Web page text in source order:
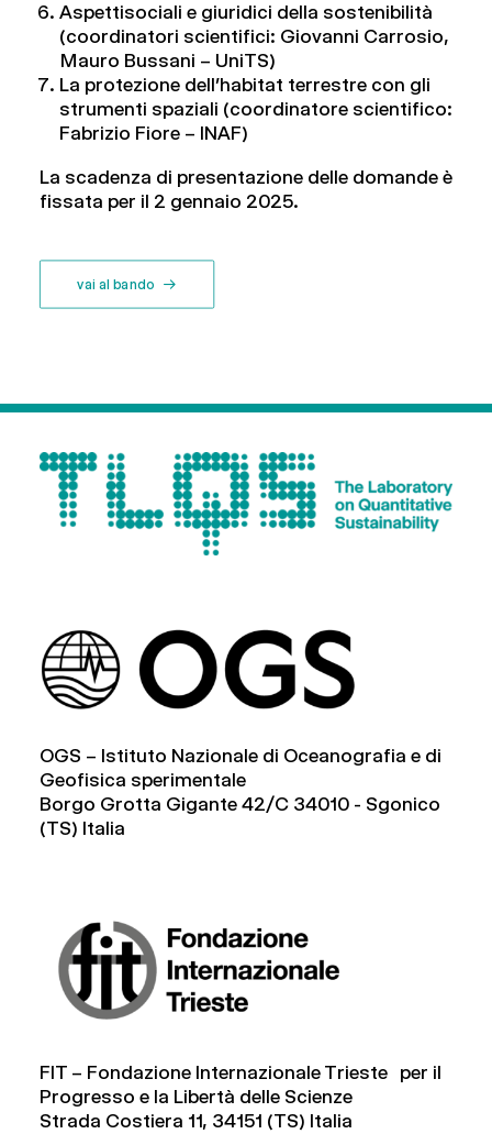
Aspettisociali e giuridici della sostenibilità
(coordinatori scientifici: Giovanni Carrosio,
Mauro Bussani – UniTS)
La protezione dell’habitat terrestre con gli
strumenti spaziali (coordinatore scientifico:
Fabrizio Fiore – INAF)
La scadenza di presentazione delle domande è
fissata per il 2 gennaio 2025.
vai al bando
OGS – Istituto Nazionale di Oceanografia e di
Geofisica sperimentale
Borgo Grotta Gigante 42/C 34010 - Sgonico
(TS) Italia
FIT – Fondazione Internazionale Trieste per il
Progresso e la Libertà delle Scienze
Strada Costiera 11, 34151 (TS) Italia